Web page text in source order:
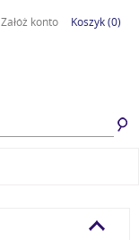
Załóż konto Koszyk(0)